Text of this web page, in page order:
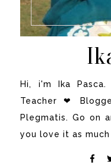
Hi, i'm Ika
Teacher ❤
Plegmatis. Go on
you love it as much